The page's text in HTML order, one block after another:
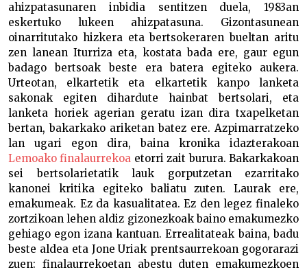
ahizpatasunaren inbidia sentitzen duela, 1983an
eskertuko lukeen ahizpatasuna. Gizontasunean
oinarritutako hizkera eta bertsokeraren bueltan aritu
zen lanean Iturriza eta, kostata bada ere, gaur egun
badago bertsoak beste era batera egiteko aukera.
Urteotan, elkartetik eta elkartetik kanpo lanketa
sakonak egiten dihardute hainbat bertsolari, eta
lanketa horiek agerian geratu izan dira txapelketan
bertan, bakarkako ariketan batez ere. Azpimarratzeko
lan ugari egon dira, baina kronika idazterakoan
Lemoako finalaurrekoa etorri zait burura. Bakarkakoan
sei bertsolarietatik lauk gorputzetan ezarritako
kanonei kritika egiteko baliatu zuten. Laurak ere,
emakumeak. Ez da kasualitatea. Ez den legez finaleko
zortzikoan lehen aldiz gizonezkoak baino emakumezko
gehiago egon izana kantuan. Errealitateak baina, badu
beste aldea eta Jone Uriak prentsaurrekoan gogorarazi
zuen: finalaurrekoetan abestu duten emakumezkoen